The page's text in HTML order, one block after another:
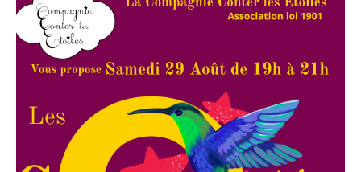
La Compagnie Conter les Etoiles invite 4 amies conteuses
et complices à venir partager leurs contes avec vous,
pour votre plus grand plaisir et celui de vos enfants.